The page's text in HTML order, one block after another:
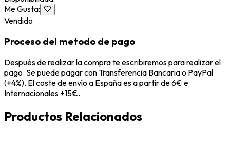
Me Gusta:
Vendido
Proceso del metodo de pago
Después de realizar la compra te escribiremos para realizar el
pago. Se puede pagar con Transferencia Bancaria o PayPal
(+4%). El coste de envío a España es a partir de 6€ e
Internacionales +15€.
Productos Relacionados